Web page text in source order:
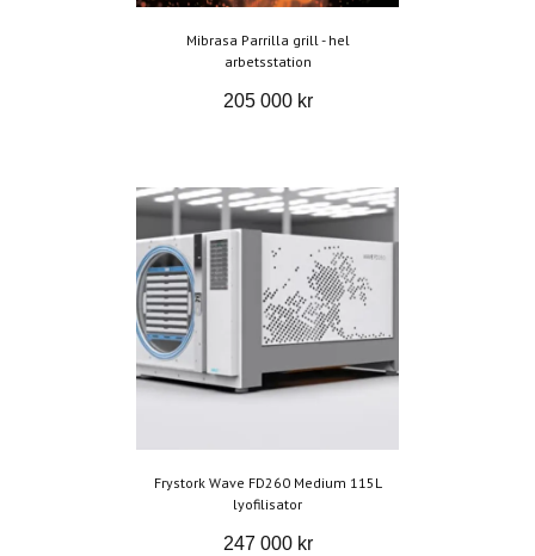
Mibrasa Parrilla grill - hel
arbetsstation
205 000 kr
Frystork Wave FD260 Medium 115L
lyofilisator
247 000 kr